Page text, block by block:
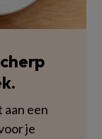
aan een
je